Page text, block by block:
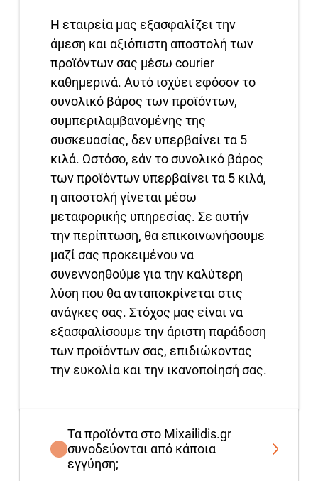
Η εταιρεία μας εξασφαλίζει την
άμεση και αξιόπιστη αποστολή των
προϊόντων σας μέσω courier
καθημερινά. Αυτό ισχύει εφόσον το
συνολικό βάρος των προϊόντων,
συμπεριλαμβανομένης της
συσκευασίας, δεν υπερβαίνει τα 5
κιλά. Ωστόσο, εάν το συνολικό βάρος
των προϊόντων υπερβαίνει τα 5 κιλά,
η αποστολή γίνεται μέσω
μεταφορικής υπηρεσίας. Σε αυτήν
την περίπτωση, θα επικοινωνήσουμε
μαζί σας προκειμένου να
συνεννοηθούμε για την καλύτερη
λύση που θα ανταποκρίνεται στις
ανάγκες σας. Στόχος μας είναι να
εξασφαλίσουμε την άριστη παράδοση
των προϊόντων σας, επιδιώκοντας
την ευκολία και την ικανοποίησή σας.
Τα προϊόντα στο Mixailidis.gr
συνοδεύονται από κάποια
εγγύηση;